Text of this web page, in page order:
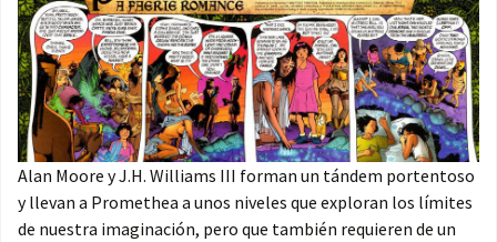
Alan Moore y J.H. Williams III forman un tándem portentoso
y llevan a Promethea a unos niveles que exploran los límites
de nuestra imaginación, pero que también requieren de un